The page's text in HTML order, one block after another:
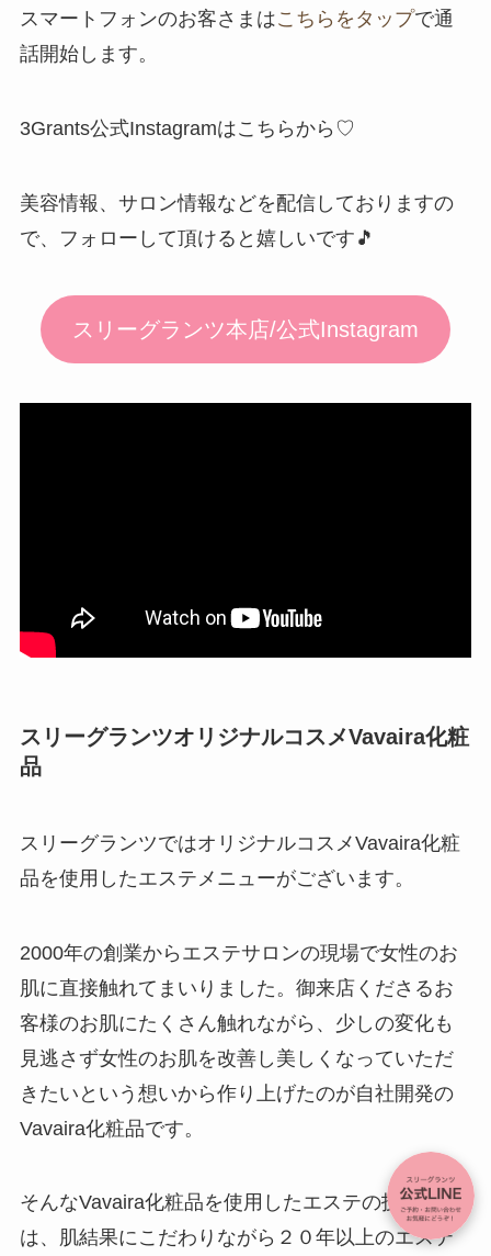
スマートフォンのお客さまはこちらをタップで通
話開始します。
3Grants公式Instagramはこちらから♡
美容情報、サロン情報などを配信しておりますの
で、フォローして頂けると嬉しいです🎵
スリーグランツ本店/公式Instagram
スリーグランツオリジナルコスメVavaira化粧
品
スリーグランツではオリジナルコスメVavaira化粧
品を使用したエステメニューがございます。
2000年の創業からエステサロンの現場で女性のお
肌に直接触れてまいりました。御来店くださるお
客様のお肌にたくさん触れながら、少しの変化も
見逃さず女性のお肌を改善し美しくなっていただ
きたいという想いから作り上げたのが自社開発の
Vavaira化粧品です。
そんなVavaira化粧品を使用したエステの技術に
は、肌結果にこだわりながら２０年以上のエステ